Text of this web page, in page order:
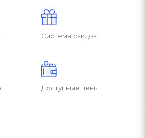
Система скидок
Доступные цены